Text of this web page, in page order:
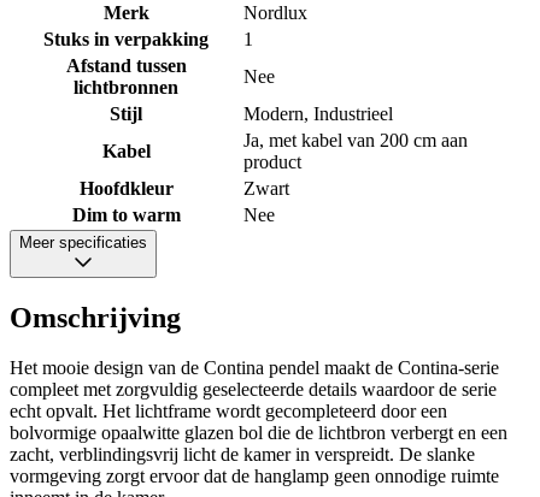
Merk
Nordlux
Stuks in verpakking
1
Afstand tussen
lichtbronnen
Nee
Stijl
Modern, Industrieel
Kabel
Ja, met kabel van 200 cm aan
product
Hoofdkleur
Zwart
Dim to warm
Nee
Meer specificaties
Omschrijving
Het mooie design van de Contina pendel maakt de Contina-serie
compleet met zorgvuldig geselecteerde details waardoor de serie
echt opvalt. Het lichtframe wordt gecompleteerd door een
bolvormige opaalwitte glazen bol die de lichtbron verbergt en een
zacht, verblindingsvrij licht de kamer in verspreidt. De slanke
vormgeving zorgt ervoor dat de hanglamp geen onnodige ruimte